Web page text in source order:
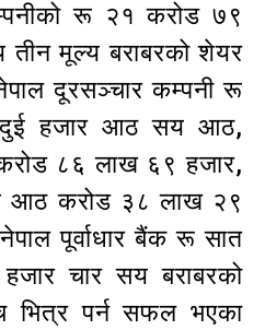
रू २१ करोड ७९
मूल्य बराबरको शेयर
दूरसञ्चार कम्पनी रू
हजार आठ सय आठ,
८६ लाख ६९ हजार,
रू आठ करोड ३८ लाख २९
पूर्वाधार बैंक रू सात
चार सय बराबरको
भित्र पर्न सफल भएका